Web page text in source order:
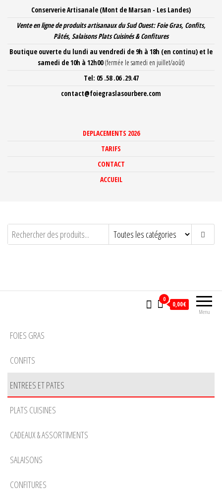
Conserverie Artisanale (Mont de Marsan - Les Landes)
Vente en ligne de produits artisanaux du Sud Ouest: Foie Gras, Confits,
Pâtés, Salaisons Plats Cuisinés & Confitures
Boutique ouverte du lundi au vendredi de 9h à 18h (en continu) et le
samedi de 10h à 12h00(fermée le samedi en juillet/août)
Tel: 05 .58 .06 .29.47
contact@foiegraslasourbere.com
DEPLACEMENTS 2026
TARIFS
CONTACT
ACCUEIL
LA SOURBERE ARTISAN CONSERVEUR PASSIONNE
Menu
0
0,00€
FOIES GRAS
CONFITS
ENTREES ET PATES
PLATS CUISINES
CADEAUX & ASSORTIMENTS
SALAISONS
CONFITURES